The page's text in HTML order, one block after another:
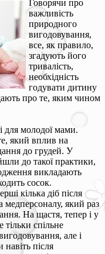
Говорячи про
важливість
природного
вигодовування,
все, як правило,
згадують його
тривалість,
необхідність
годувати дитину
про те, яким чином
для молодої мами.
який вплив на
до грудей. У
до такої практики,
викладають
сосок.
кілька діб після
медперсоналу, який раз
На щастя, тепер і у
спільне
але і
після